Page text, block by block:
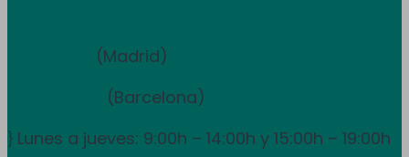
(Madrid)
(Barcelona)
} Lunes a jueves: 9:00h – 14:00h y 15:00h – 19:00h